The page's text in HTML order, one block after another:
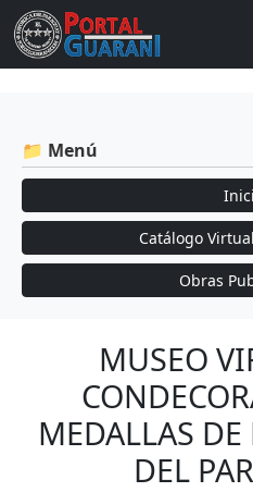
📁 Menú
Catálogo
Obras
MUSEO
MEDALLAS DE
DEL